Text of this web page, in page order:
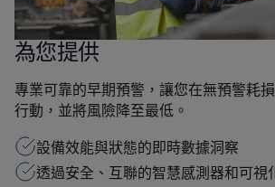
為您提供
專業可靠的早期預警，讓您在無預警耗
行動，並將風險降至最低。
設備效能與狀態的即時數據洞察
透過安全、互聯的智慧感測器和可視